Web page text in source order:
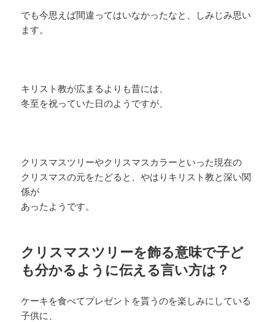
でも今思えば間違ってはいなかったなと、しみじみ思い
ます。
キリスト教が広まるよりも昔には、
冬至を祝っていた日のようですが、
クリスマスツリーやクリスマスカラーといった現在の
クリスマスの元をたどると、やはりキリスト教と深い関
係が
あったようです。
クリスマスツリーを飾る意味で子ど
も分かるように伝える言い方は？
ケーキを食べてプレゼントを貰うのを楽しみにしている
子供に、